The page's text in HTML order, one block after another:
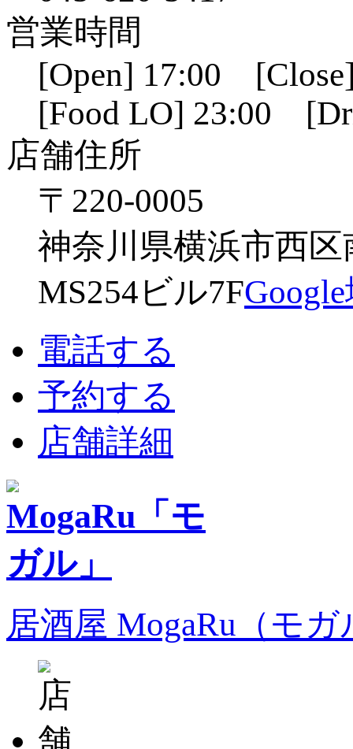
営業時間
[Open] 17:00
[Food LO] 23:00
店舗住所
〒220-0005
神奈川県横浜市西区
MS254ビル7F
電話する
予約する
店舗詳細
居酒屋 MogaRu（モ